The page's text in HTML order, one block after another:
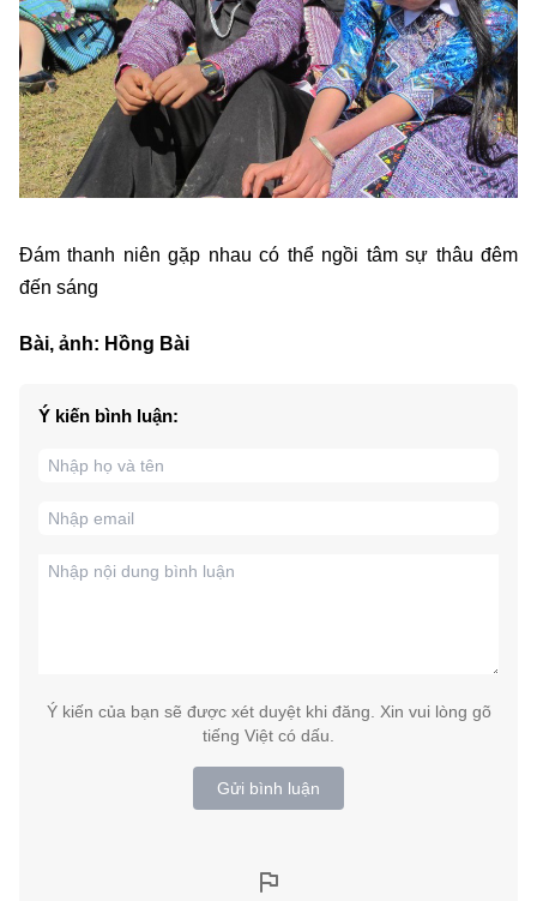
Đám thanh niên gặp nhau có thể ngồi tâm sự thâu đêm
đến sáng
Bài, ảnh: Hồng Bài
Ý kiến bình luận:
Ý kiến của bạn sẽ được xét duyệt khi đăng. Xin vui lòng gõ
tiếng Việt có dấu.
Gửi bình luận